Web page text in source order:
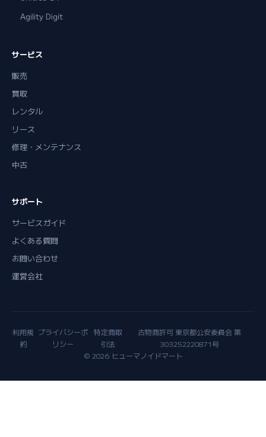
Agility Digit
サービス
販売
買取
レンタル
リース
修理・メンテナンス
中古
サポート
サービスガイド
よくある質問
お問い合わせ
運営会社
利用規
約
プライバシーポ
リシー
特定商取
引法
古物商許可 東京都公安委員会 第
303252220871号
© 2026 ヒューマノイドマート